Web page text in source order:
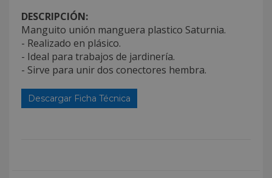
DESCRIPCIÓN:
Manguito unión manguera plastico Saturnia.
- Realizado en plásico.
- Ideal para trabajos de jardinería.
- Sirve para unir dos conectores hembra.
Descargar Ficha Técnica